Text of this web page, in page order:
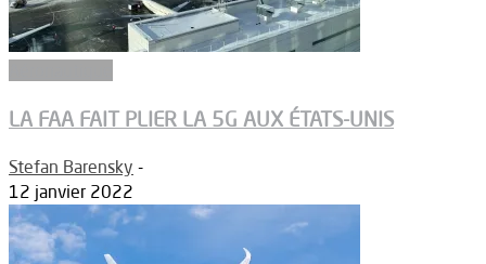
LA FAA FAIT PLIER LA 5G AUX ÉTATS-UNIS
Stefan Barensky -
12 janvier 2022